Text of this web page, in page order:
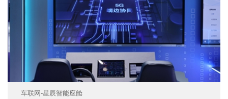
车联网-星辰智能座舱